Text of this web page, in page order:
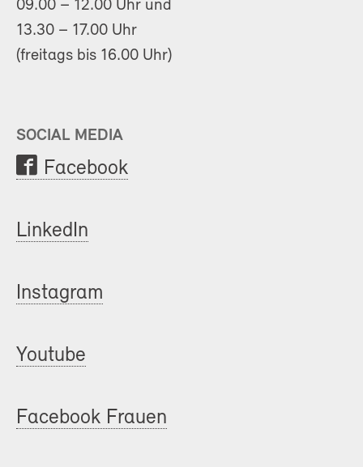
09.00 – 12.00 Uhr und
13.30 – 17.00 Uhr
(freitags bis 16.00 Uhr)
SOCIAL MEDIA
Facebook
LinkedIn
Instagram
Youtube
Facebook Frauen